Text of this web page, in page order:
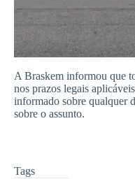
A Braskem informou que
nos prazos legais
informado sobre qualquer
sobre o assunto.
Tags